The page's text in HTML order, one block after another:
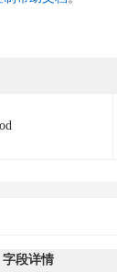
字段详情